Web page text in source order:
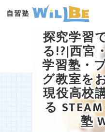
探究学習
る!?|西宮
学習塾・
グ教室を
現役高校
る
塾